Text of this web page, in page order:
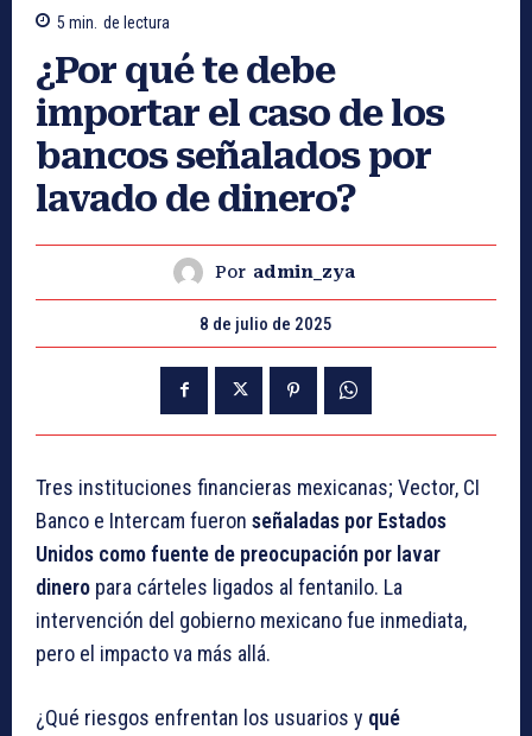
5 min. de lectura
¿Por qué te debe
importar el caso de los
bancos señalados por
lavado de dinero?
Por admin_zya
8 de julio de 2025
Tres instituciones financieras mexicanas; Vector, CI
Banco e Intercam fueron señaladas por Estados
Unidos como fuente de preocupación por lavar
dinero para cárteles ligados al fentanilo. La
intervención del gobierno mexicano fue inmediata,
pero el impacto va más allá.
¿Qué riesgos enfrentan los usuarios y qué